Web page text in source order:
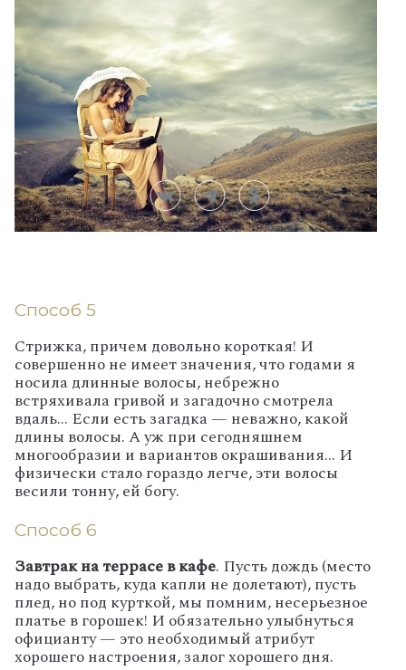
Способ 5
Стрижка, причем довольно короткая! И
совершенно не имеет значения, что годами я
носила длинные волосы, небрежно
встряхивала гривой и загадочно смотрела
вдаль… Если есть загадка — неважно, какой
длины волосы. А уж при сегодняшнем
многообразии и вариантов окрашивания... И
физически стало гораздо легче, эти волосы
весили тонну, ей богу.
Способ 6
Завтрак на террасе в кафе. Пусть дождь (место
надо выбрать, куда капли не долетают), пусть
плед, но под курткой, мы помним, несерьезное
платье в горошек! И обязательно улыбнуться
официанту — это необходимый атрибут
хорошего настроения, залог хорошего дня.